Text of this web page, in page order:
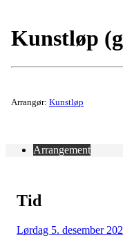
Kunstløp
Arrangør: Kunstløp
Arrangement
Tid
Lørdag 5. desember